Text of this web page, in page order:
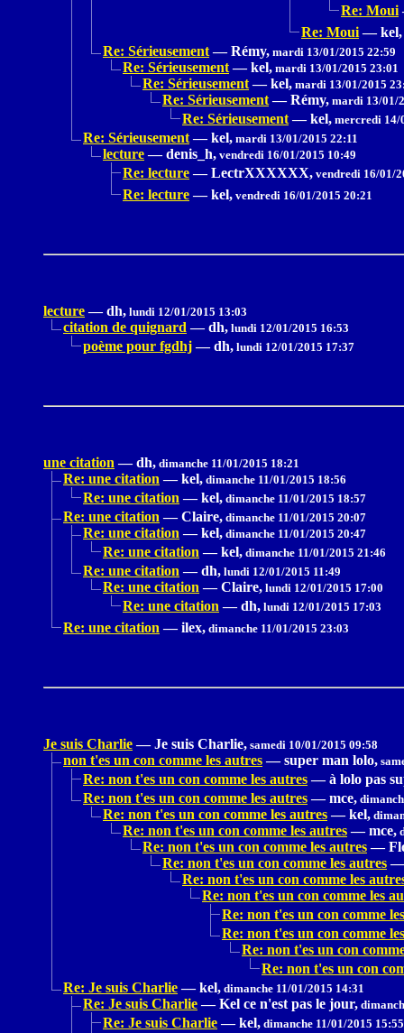
Re: Moui
Re: Moui — kel,
Re: Sérieusement — Rémy, mardi 13/01/2015 22:59
Re: Sérieusement — kel, mardi 13/01/2015 23:01
Re: Sérieusement — kel, mardi 13/01/2015
Re: Sérieusement — Rémy, mardi 13/01/
Re: Sérieusement — kel, mercredi 14/
Re: Sérieusement — kel, mardi 13/01/2015 22:11
lecture — denis_h, vendredi 16/01/2015 10:49
Re: lecture — LectrXXXXXX, vendredi 16/01/
Re: lecture — kel, vendredi 16/01/2015 20:21
lecture — dh, lundi 12/01/2015 13:03
citation de quignard — dh, lundi 12/01/2015 16:53
poème pour fgdhj — dh, lundi 12/01/2015 17:37
une citation — dh, dimanche 11/01/2015 18:21
Re: une citation — kel, dimanche 11/01/2015 18:56
Re: une citation — kel, dimanche 11/01/2015 18:57
Re: une citation — Claire, dimanche 11/01/2015 20:07
Re: une citation — kel, dimanche 11/01/2015 20:47
Re: une citation — kel, dimanche 11/01/2015 21:46
Re: une citation — dh, lundi 12/01/2015 11:49
Re: une citation — Claire, lundi 12/01/2015 17:00
Re: une citation — dh, lundi 12/01/2015 17:03
Re: une citation — ilex, dimanche 11/01/2015 23:03
Je suis Charlie — Je suis Charlie, samedi 10/01/2015 09:58
non t'es un con comme les autres — super man lolo,
Re: non t'es un con comme les autres — à lolo pas
Re: non t'es un con comme les autres — mce,
Re: non t'es un con comme les autres — kel,
Re: non t'es un con comme les autres — mce,
Re: non t'es un con comme les autres —
Re: non t'es un con comme les autres —
Re: non t'es un con comme les
Re: non t'es un con comme les
Re: non t'es un con comme
Re: non t'es un con comme
Re: non t'es un con
Re: non t'es un con
Re: Je suis Charlie — kel, dimanche 11/01/2015 14:31
Re: Je suis Charlie — Kel ce n'est pas le jour,
Re: Je suis Charlie — kel, dimanche 11/01/2015 15:55